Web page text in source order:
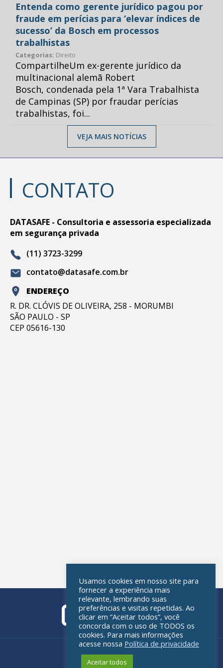
Entenda como gerente jurídico pagou por
fraude em perícias para ‘elevar índices de
sucesso’ da Bosch em processos
trabalhistas
Categorias: Direito
CompartilheUm ex-gerente jurídico da
multinacional alemã Robert
Bosch, condenada pela 1ª Vara Trabalhista
de Campinas (SP) por fraudar perícias
trabalhistas, foi...
VEJA MAIS NOTÍCIAS
CONTATO
DATASAFE - Consultoria e assessoria especializada
em segurança privada
(11) 3723-3299
contato@datasafe.com.br
ENDEREÇO
R. DR. CLÓVIS DE OLIVEIRA, 258 - MORUMBI
SÃO PAULO - SP
CEP 05616-130
Política de privacidade
Usamos cookies em nosso site para
fornecer a experiência mais
relevante, lembrando suas
preferências e visitas repetidas. Ao
clicar em “Aceitar todos”, você
concorda com o uso de TODOS os
cookies. Para mais informações
acesse nossa Política de privacidade
Aceitar todos